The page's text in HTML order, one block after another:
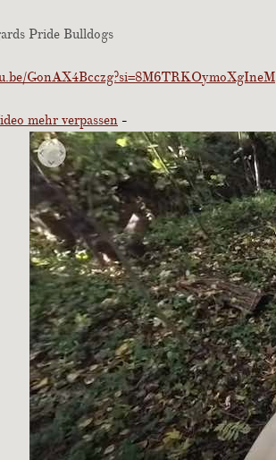
Pride Bulldogs
GonAX4Bcczg?si=8M6TRKOymoXgIneM
mehr verpassen -